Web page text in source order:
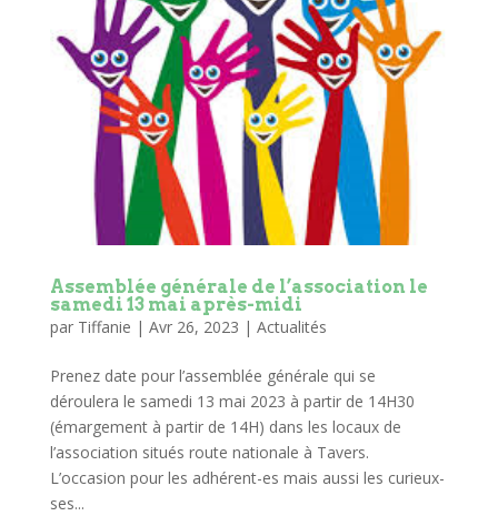
Assemblée générale de l’association le
samedi 13 mai après-midi
par Tiffanie | Avr 26, 2023 | Actualités
Prenez date pour l’assemblée générale qui se
déroulera le samedi 13 mai 2023 à partir de 14H30
(émargement à partir de 14H) dans les locaux de
l’association situés route nationale à Tavers.
L’occasion pour les adhérent-es mais aussi les curieux-
ses...